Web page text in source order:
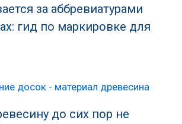
за аббревиатурами
гид по маркировке для
до сих пор не